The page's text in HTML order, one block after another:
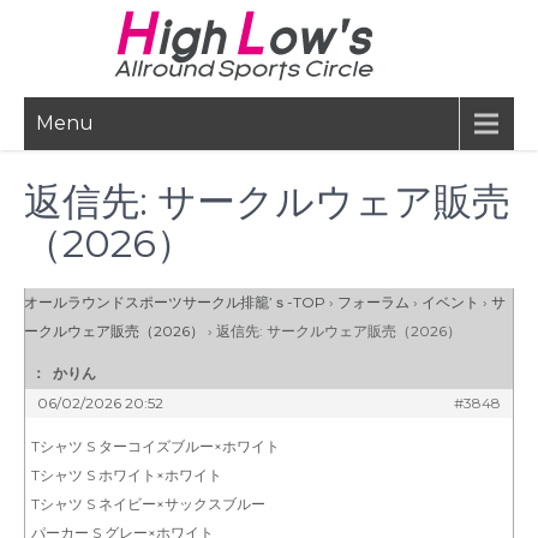
Menu
返信先: サークルウェア販売
（2026）
オールラウンドスポーツサークル排籠’ｓ-TOP › フォーラム › イベント › サ
ークルウェア販売（2026）
› 返信先: サークルウェア販売（2026）
：
かりん
06/02/2026 20:52
#3848
Tシャツ S ターコイズブルー×ホワイト
Tシャツ S ホワイト×ホワイト
Tシャツ S ネイビー×サックスブルー
パーカー S グレー×ホワイト